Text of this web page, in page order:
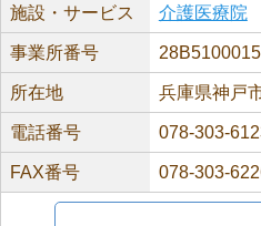
施設・サービス 介護医療院
事業所番号 28B5100015
所在地 兵庫県神戸
電話番号 078-303-
FAX番号 078-303-